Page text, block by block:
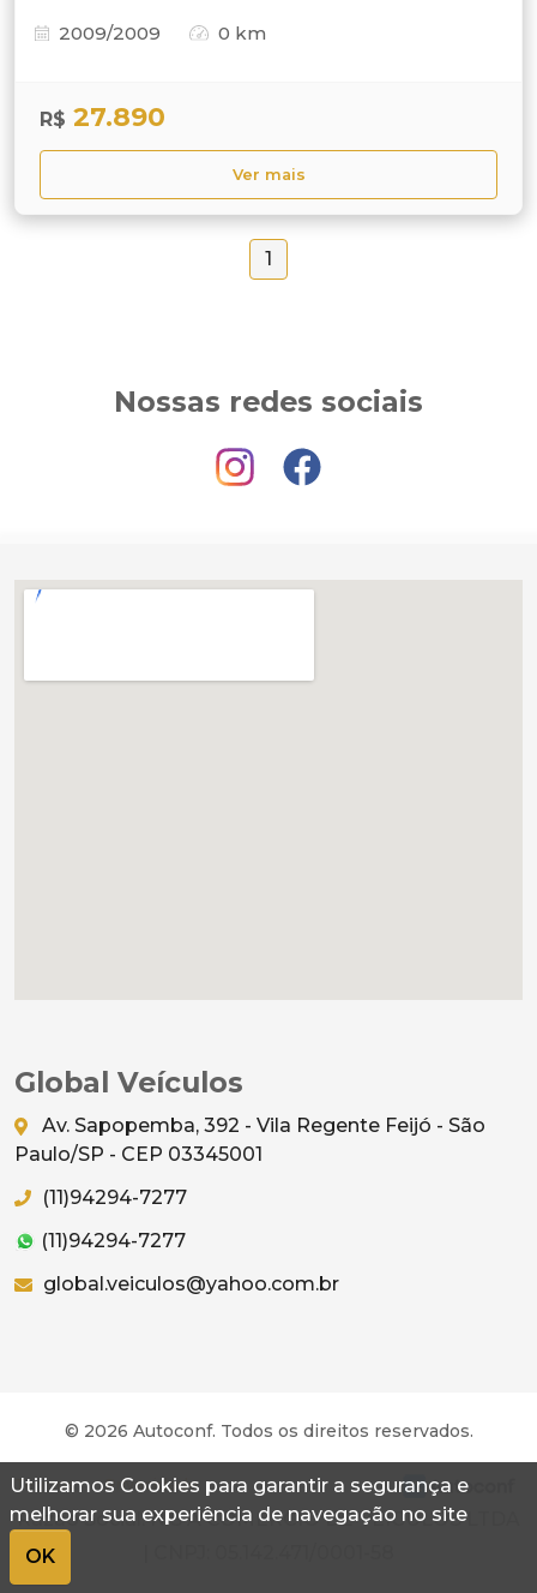
Utilizamos Cookies para garantir a segurança e
melhorar sua experiência de navegação no site
OK
2009/2009
0 km
R$ 27.890
Ver mais
1
Nossas redes sociais
Global Veículos
Av. Sapopemba, 392 - Vila Regente Feijó - São
Paulo/SP - CEP 03345001
(11)94294-7277
(11)94294-7277
global.veiculos@yahoo.com.br
© 2026 Autoconf. Todos os direitos reservados.
Termos Privacidade
Razão Social: N S A COMERCIO DE VEICULOS LTDA